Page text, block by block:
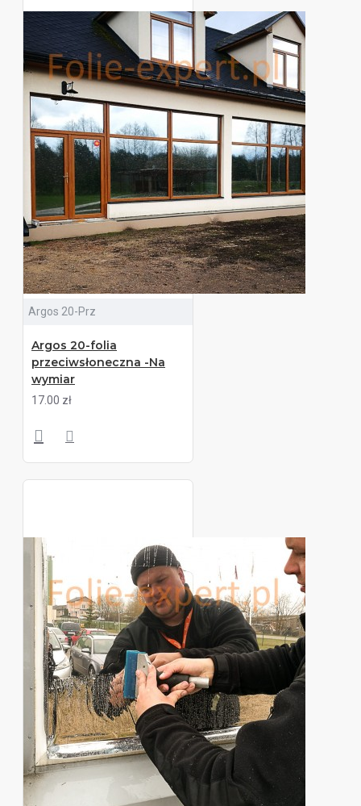
Argos 20-Prz
Argos 20-folia
przeciwsłoneczna -Na
wymiar
17.00 zł